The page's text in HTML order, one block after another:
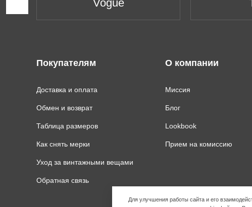
Vogue
Покупателям
Доставка и оплата
Обмен и возврат
Таблица размеров
Как снять мерки
Уход за винтажными вещами
Обратная связь
О компании
Миссия
Блог
Lookbook
Прием на комиссию
Для улучшения работы сайта и его